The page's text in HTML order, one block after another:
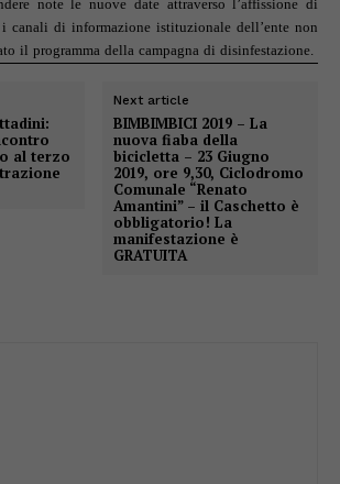
note le nuove date attraverso l’affissione di
canali di informazione istituzionale dell’ente non
il programma della campagna di disinfestazione.
al terzo
Next article
BIMBIMBICI 2019 – La
nuova fiaba della
bicicletta – 23 Giugno
2019, ore 9,30, Ciclodromo
Comunale “Renato
Amantini” – il Caschetto è
obbligatorio! La
manifestazione è
GRATUITA